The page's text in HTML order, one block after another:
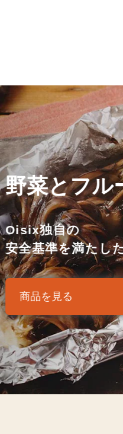
野菜とフル
Oisix独自の
安全基準を満たし
商品を見る